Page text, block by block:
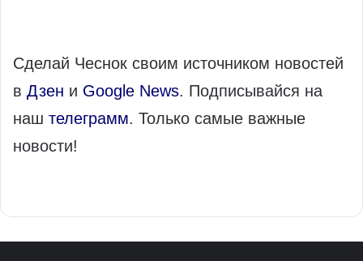
Сделай Чеснок своим источником новостей
в Дзен и Google News. Подписывайся на
наш телеграмм. Только самые важные
новости!